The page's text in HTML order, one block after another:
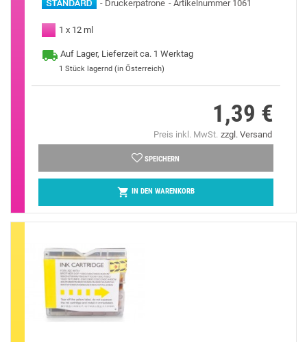
Druckerpatrone Artikelnummer 1061
1 x 12 ml
Auf Lager, Lieferzeit ca. 1 Werktag
1 Stück lagernd (in Österreich)
1,39 €
Preis inkl. MwSt. zzgl. Versand
SPEICHERN
 IN DEN WARENKORB